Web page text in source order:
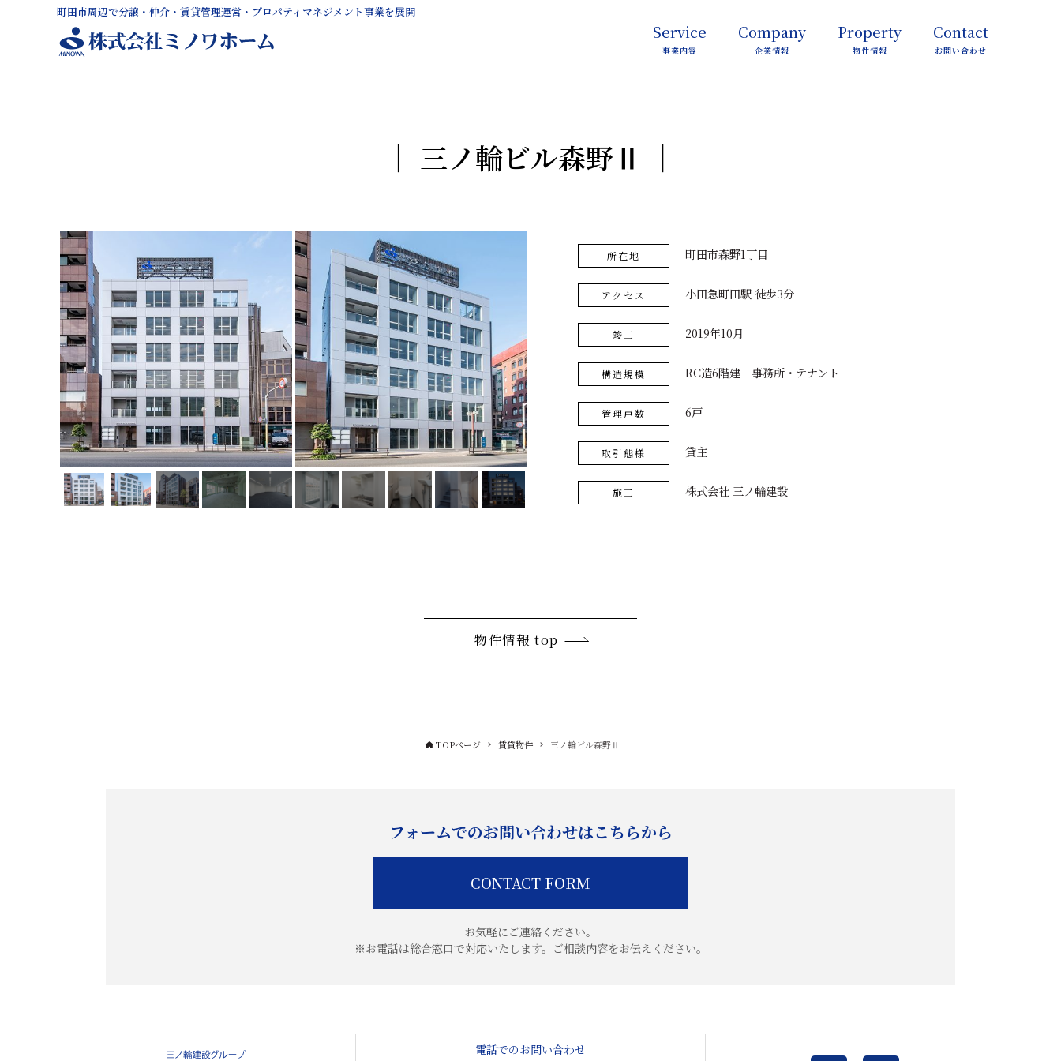
町田市周辺で分譲・仲介・賃貸管理運営・プロパティマネジメント事業を展開
Service
事業内容
Company
企業情報
Property
物件情報
Contact
お問い合わせ
三ノ輪ビル森野Ⅱ
所在地 町田市森野1丁目
アクセス 小田急町田駅 徒歩3分
竣工 2019年10月
構造規模 RC造6階建 事務所・テナント
管理戸数 6戸
取引態様 貸主
施工 株式会社 三ノ輪建設
物件情報 top
TOPページ 賃貸物件 三ノ輪ビル森野Ⅱ
フォームでのお問い合わせはこちらから
CONTACT FORM
お気軽にご連絡ください。
※お電話は総合窓口で対応いたします。ご相談内容をお伝えください。
電話でのお問い合わせ